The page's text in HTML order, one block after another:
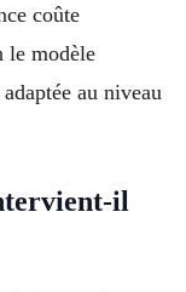
coûte
le modèle
au niveau
il